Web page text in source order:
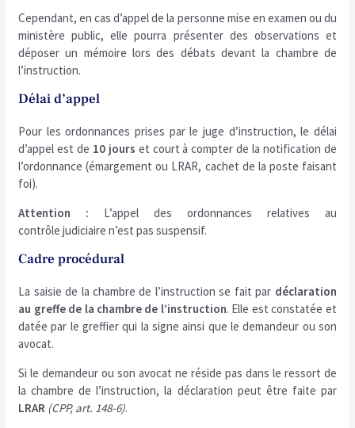
Cependant, en cas d’appel de la personne mise en examen ou du
ministère public, elle pourra présenter des observations et
déposer un mémoire lors des débats devant la chambre de
l’instruction.
Délai d’appel
Pour les ordonnances prises par le juge d’instruction, le délai
d’appel est de 10 jours et court à compter de la notification de
l’ordonnance (émargement ou LRAR, cachet de la poste faisant
foi).
Attention : L’appel des ordonnances relatives au
contrôle judiciaire n’est pas suspensif.
Cadre procédural
La saisie de la chambre de l’instruction se fait par déclaration
au greffe de la chambre de l’instruction. Elle est constatée et
datée par le greffier qui la signe ainsi que le demandeur ou son
avocat.
Si le demandeur ou son avocat ne réside pas dans le ressort de
la chambre de l’instruction, la déclaration peut être faite par
LRAR (CPP, art. 148-6).